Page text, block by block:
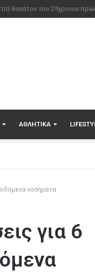
Βούτσιτς στο Βελιγράδι:
ΑΘΛΗΤΙΚΆ
νοσήματα
για 6